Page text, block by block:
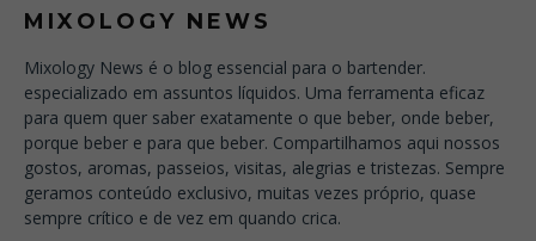
MIXOLOGY NEWS
Mixology News é o blog essencial para o bartender.
especializado em assuntos líquidos. Uma ferramenta eficaz
para quem quer saber exatamente o que beber, onde beber,
porque beber e para que beber. Compartilhamos aqui nossos
gostos, aromas, passeios, visitas, alegrias e tristezas. Sempre
geramos conteúdo exclusivo, muitas vezes próprio, quase
sempre crítico e de vez em quando crica.